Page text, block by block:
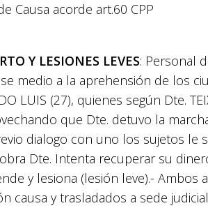
Causa acorde art.60 CPP
Y LESIONES LEVES: Personal
medio a la aprehensión de los
LUIS (27), quienes según Dte.
que Dte. detuvo la
dialogo con uno los sujetos le
Dte. Intenta recuperar su
y lesiona (lesión leve).- Ambos
causa y trasladados a sede